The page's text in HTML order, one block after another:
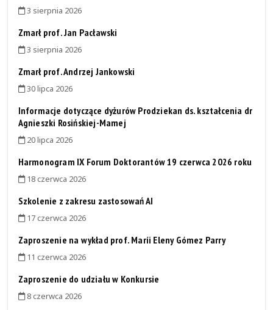
3 sierpnia 2026
Zmarł prof. Jan Pacławski
3 sierpnia 2026
Zmarł prof. Andrzej Jankowski
30 lipca 2026
Informacje dotyczące dyżurów Prodziekan ds. kształcenia dr
Agnieszki Rosińskiej-Mamej
20 lipca 2026
Harmonogram IX Forum Doktorantów 19 czerwca 2026 roku
18 czerwca 2026
Szkolenie z zakresu zastosowań AI
17 czerwca 2026
Zaproszenie na wykład prof. Maríi Eleny Gómez Parry
11 czerwca 2026
Zaproszenie do udziału w Konkursie
8 czerwca 2026